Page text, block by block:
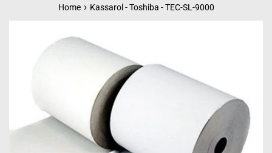
Home › Kassarol - Toshiba - TEC-SL-9000